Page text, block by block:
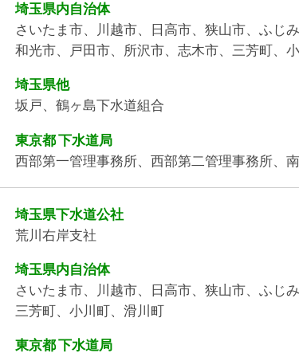
埼玉県内自治体
さいたま市、川越市、日高市、狭山市、ふじ
和光市、戸田市、所沢市、志木市、三芳町、
埼玉県他
坂戸、鶴ヶ島下水道組合
東京都 下水道局
西部第一管理事務所、西部第二管理事務所、
埼玉県下水道公社
荒川右岸支社
埼玉県内自治体
さいたま市、川越市、日高市、狭山市、ふじ
三芳町、小川町、滑川町
東京都 下水道局